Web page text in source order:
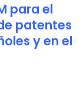
para el
patentes
y en el